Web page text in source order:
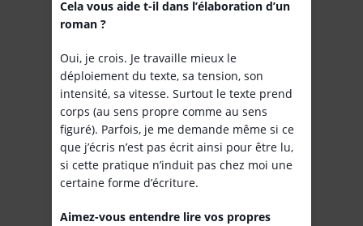
Cela vous aide t-il dans l’élaboration d’un
roman ?
Oui, je crois. Je travaille mieux le
déploiement du texte, sa tension, son
intensité, sa vitesse. Surtout le texte prend
corps (au sens propre comme au sens
figuré). Parfois, je me demande même si ce
que j’écris n’est pas écrit ainsi pour être lu,
si cette pratique n’induit pas chez moi une
certaine forme d’écriture.
Aimez-vous entendre lire vos propres